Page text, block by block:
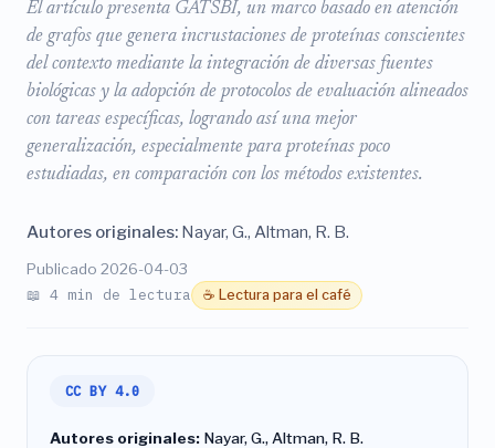
El artículo presenta GATSBI, un marco basado en atención
de grafos que genera incrustaciones de proteínas conscientes
del contexto mediante la integración de diversas fuentes
biológicas y la adopción de protocolos de evaluación alineados
con tareas específicas, logrando así una mejor
generalización, especialmente para proteínas poco
estudiadas, en comparación con los métodos existentes.
Autores originales: Nayar, G., Altman, R. B.
Publicado 2026-04-03
📖 4 min de lectura ☕ Lectura para el café
CC BY 4.0
Autores originales: Nayar, G., Altman, R. B.